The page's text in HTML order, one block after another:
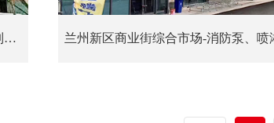
韩家河水产市场--消防泵、喷淋泵、消防及喷淋控制柜、双电源控制柜、消防低频巡检控制柜